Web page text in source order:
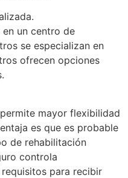
un centro de
se especializan en
ofrecen opciones
mayor flexibilidad
es que es probable
de rehabilitación
controla
para recibir